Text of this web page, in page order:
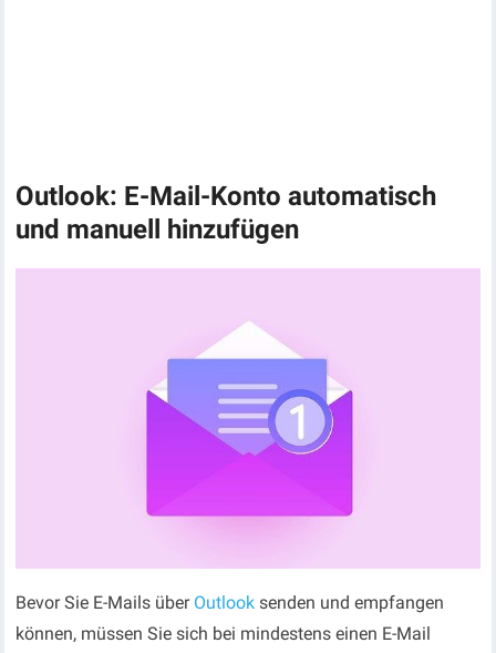
Outlook: E-Mail-Konto automatisch
und manuell hinzufügen
Bevor Sie E-Mails über Outlook senden und empfangen
können, müssen Sie sich bei mindestens einen E-Mail